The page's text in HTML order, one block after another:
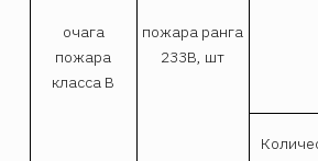
очага
пожара
класса В
пожара ранга
233В, шт